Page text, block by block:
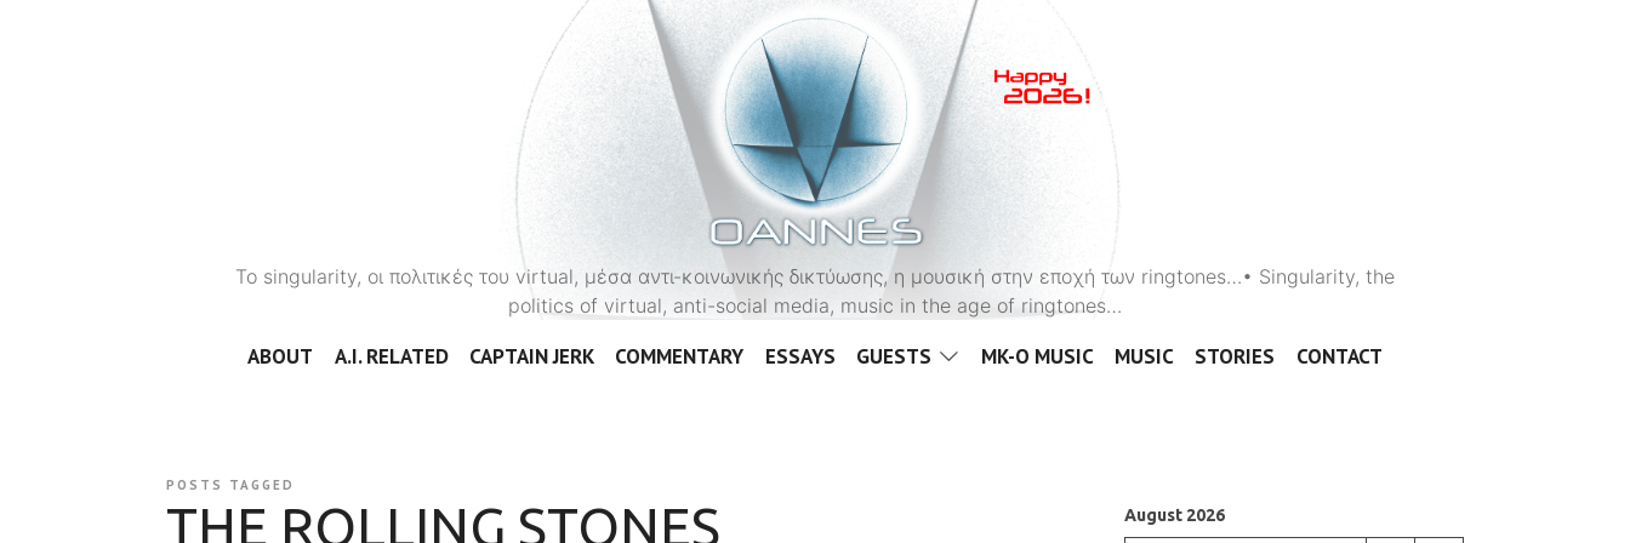
OANNES
To singularity, οι πολιτικές του virtual, μέσα αντι-κοινωνικής δικτύωσης, η μουσική στην εποχή των ringtones…• Singularity, the
politics of virtual, anti-social media, music in the age of ringtones…
ABOUT A.I. RELATED CAPTAIN JERK COMMENTARY ESSAYS GUESTS MK-O MUSIC MUSIC STORIES CONTACT
POSTS TAGGED
THE ROLLING STONES August 2026